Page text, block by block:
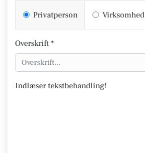
Privatperson Virksomhed
Overskrift *
Indlæser tekstbehandling!